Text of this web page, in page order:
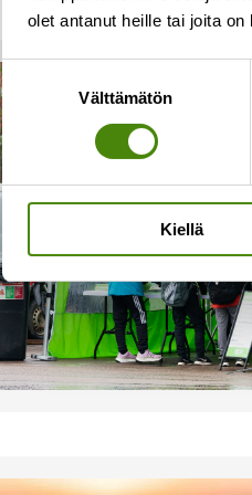
olet antanut heille tai joita
Suostumuksen
valinta
Välttämätön
Kiellä